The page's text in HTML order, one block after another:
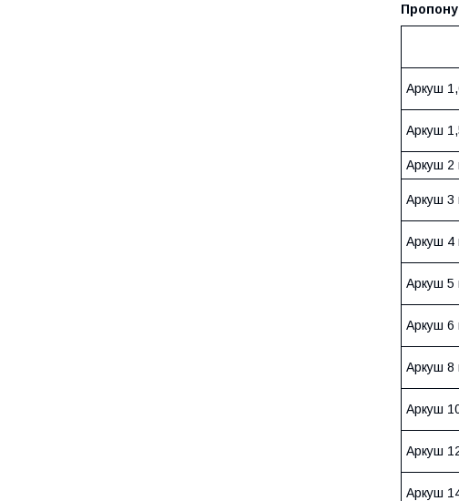
Аркуш
Аркуш
Аркуш 2
Аркуш 3
Аркуш 4
Аркуш 5
Аркуш 6
Аркуш 8
Аркуш
Аркуш
Аркуш